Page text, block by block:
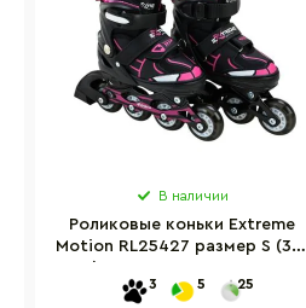
В наличии
Роликовые коньки Extreme
Motion RL25427 размер S (30-
3 5 25